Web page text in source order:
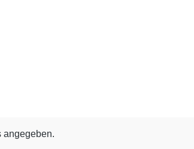
angegeben.